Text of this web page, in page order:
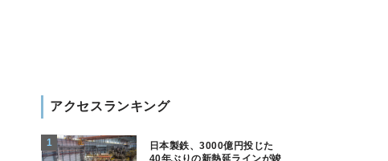
アクセスランキング
日本製鉄、3000億円投じた